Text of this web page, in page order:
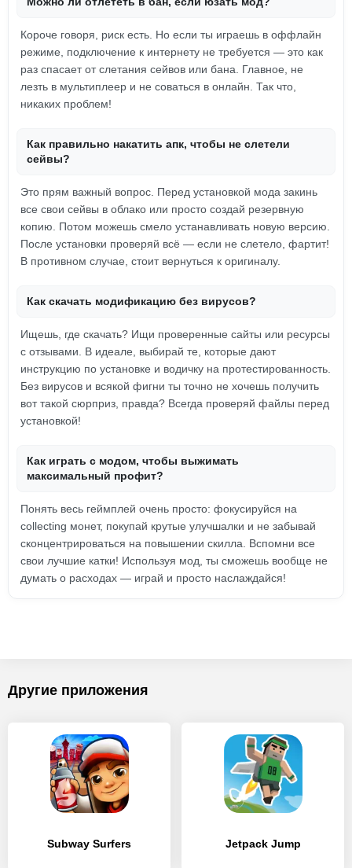
Короче говоря, риск есть. Но если ты играешь в оффлайн
режиме, подключение к интернету не требуется — это как
раз спасает от слетания сейвов или бана. Главное, не
лезть в мультиплеер и не соваться в онлайн. Так что,
никаких проблем!
Как правильно накатить апк, чтобы не слетели
сейвы?
Это прям важный вопрос. Перед установкой мода закинь
все свои сейвы в облако или просто создай резервную
копию. Потом можешь смело устанавливать новую версию.
После установки проверяй всё — если не слетело, фартит!
В противном случае, стоит вернуться к оригиналу.
Как скачать модификацию без вирусов?
Ищешь, где скачать? Ищи проверенные сайты или ресурсы
с отзывами. В идеале, выбирай те, которые дают
инструкцию по установке и водичку на протестированность.
Без вирусов и всякой фигни ты точно не хочешь получить
вот такой сюрприз, правда? Всегда проверяй файлы перед
установкой!
Как играть с модом, чтобы выжимать
максимальный профит?
Понять весь геймплей очень просто: фокусируйся на
collecting монет, покупай крутые улучшалки и не забывай
сконцентрироваться на повышении скилла. Вспомни все
свои лучшие катки! Используя мод, ты сможешь вообще не
думать о расходах — играй и просто наслаждайся!
Другие приложения
Subway Surfers Jetpack Jump